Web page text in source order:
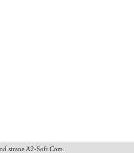
strane A2-Soft.Com.